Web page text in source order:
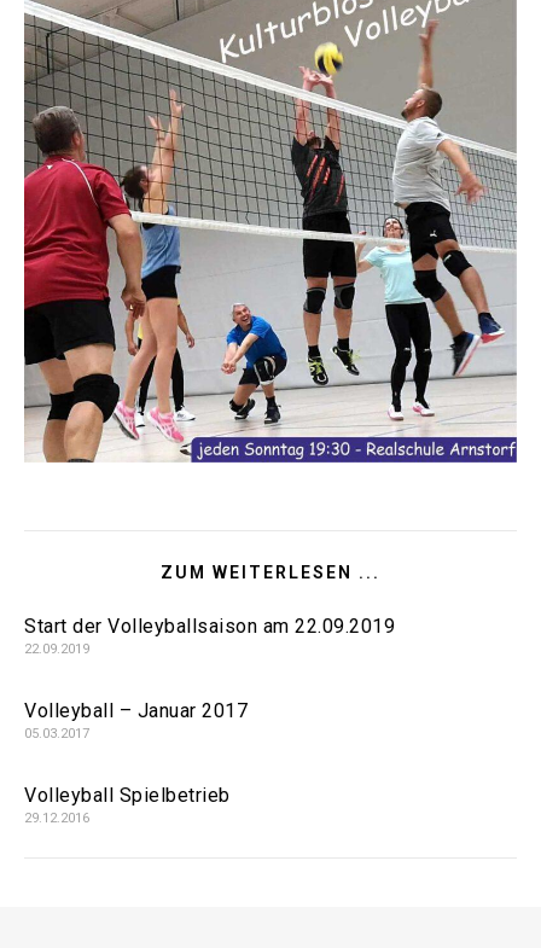
ZUM WEITERLESEN ...
Start der Volleyballsaison am 22.09.2019
22.09.2019
Volleyball – Januar 2017
05.03.2017
Volleyball Spielbetrieb
29.12.2016